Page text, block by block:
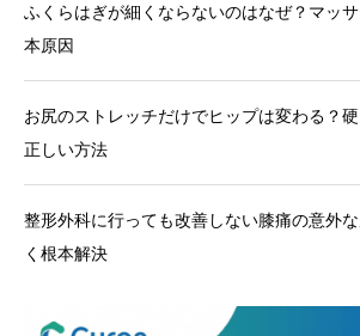
ふくらはぎが細くならないのはなぜ？マッ
本原因
お尻のストレッチだけでヒップは変わる？
正しい方法
整形外科に行っても改善しない膝痛の意外
く根本解決